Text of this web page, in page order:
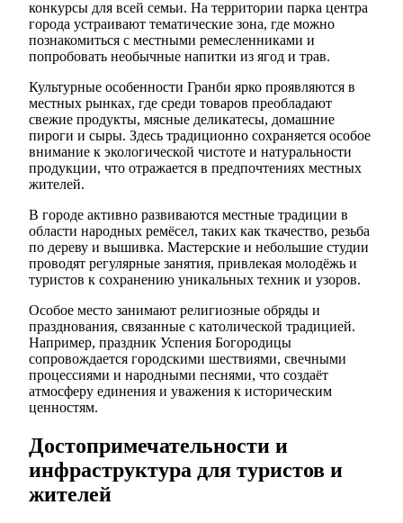
конкурсы для всей семьи. На территории парка центра
города устраивают тематические зона, где можно
познакомиться с местными ремесленниками и
попробовать необычные напитки из ягод и трав.
Культурные особенности Гранби ярко проявляются в
местных рынках, где среди товаров преобладают
свежие продукты, мясные деликатесы, домашние
пироги и сыры. Здесь традиционно сохраняется особое
внимание к экологической чистоте и натуральности
продукции, что отражается в предпочтениях местных
жителей.
В городе активно развиваются местные традиции в
области народных ремёсел, таких как ткачество, резьба
по дереву и вышивка. Мастерские и небольшие студии
проводят регулярные занятия, привлекая молодёжь и
туристов к сохранению уникальных техник и узоров.
Особое место занимают религиозные обряды и
празднования, связанные с католической традицией.
Например, праздник Успения Богородицы
сопровождается городскими шествиями, свечными
процессиями и народными песнями, что создаёт
атмосферу единения и уважения к историческим
ценностям.
Достопримечательности и
инфраструктура для туристов и
жителей